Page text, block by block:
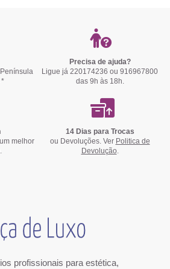
*
Precisa de ajuda?
Ligue já 220174236 ou 916967800
das 9h às 18h.
melhor
14 Dias para Trocas
ou Devoluções. Ver Politica de
Devolução
profissionais para estética,